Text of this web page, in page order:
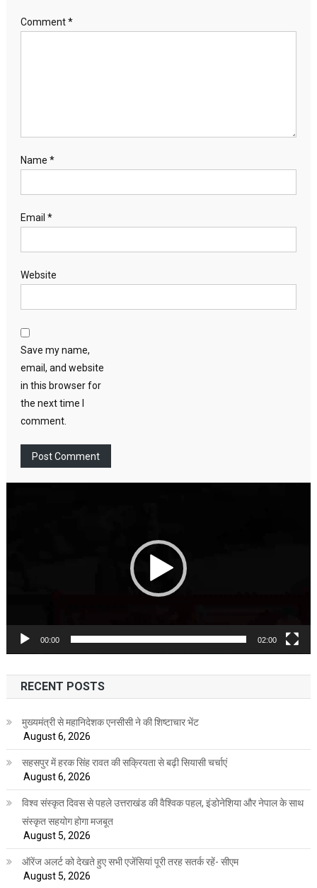
Comment*
Name *
Email *
Website
Save my name,
email, and website
in this browser for
the next time I
comment.
00:00 02:00
RECENT POSTS
मुख्यमंत्री से महानिदेशक एनसीसी ने की शिष्टाचार भेंट
August 6, 2026
सहसपुर में हरक सिंह रावत की सक्रियता से बढ़ी सियासी चर्चाएं
August 6, 2026
विश्व संस्कृत दिवस से पहले उत्तराखंड की वैश्विक पहल, इंडोनेशिया और नेपाल के साथ
संस्कृत सहयोग होगा मजबूत
August 5, 2026
ऑरेंज अलर्ट को देखते हुए सभी एजेंसियां पूरी तरह सतर्क रहें- सीएम
August 5, 2026